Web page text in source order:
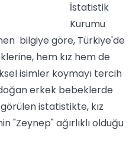
İstatistik
Kurumu
bilgiye göre, Türkiye'de
hem kız hem de
isimler koymayı tercih
erkek bebeklerde
görülen istatistikte, kız
"Zeynep" ağırlıklı olduğu